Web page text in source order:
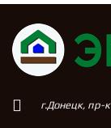
г.Донецк, пр-